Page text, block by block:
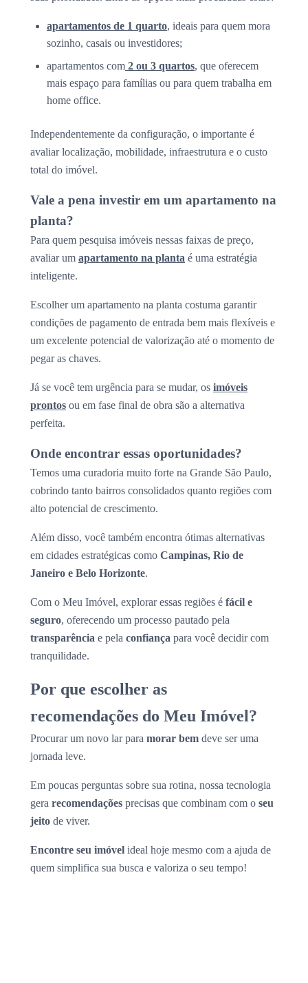
apartamentos de 1 quarto, ideais para quem mora
sozinho, casais ou investidores;
apartamentos com 2 ou 3 quartos, que oferecem
mais espaço para famílias ou para quem trabalha em
home office.
Independentemente da configuração, o importante é
avaliar localização, mobilidade, infraestrutura e o custo
total do imóvel.
Vale a pena investir em um apartamento na
planta?
Para quem pesquisa imóveis nessas faixas de preço,
avaliar um apartamento na planta é uma estratégia
inteligente.
Escolher um apartamento na planta costuma garantir
condições de pagamento de entrada bem mais flexíveis e
um excelente potencial de valorização até o momento de
pegar as chaves.
Já se você tem urgência para se mudar, os imóveis
prontos ou em fase final de obra são a alternativa
perfeita.
Onde encontrar essas oportunidades?
Temos uma curadoria muito forte na Grande São Paulo,
cobrindo tanto bairros consolidados quanto regiões com
alto potencial de crescimento.
Além disso, você também encontra ótimas alternativas
em cidades estratégicas como Campinas, Rio de
Janeiro e Belo Horizonte.
Com o Meu Imóvel, explorar essas regiões é fácil e
seguro, oferecendo um processo pautado pela
transparência e pela confiança para você decidir com
tranquilidade.
Por que escolher as
recomendações do Meu Imóvel?
Procurar um novo lar para morar bem deve ser uma
jornada leve.
Em poucas perguntas sobre sua rotina, nossa tecnologia
gera recomendações precisas que combinam com o seu
jeito de viver.
Encontre seu imóvel ideal hoje mesmo com a ajuda de
quem simplifica sua busca e valoriza o seu tempo!